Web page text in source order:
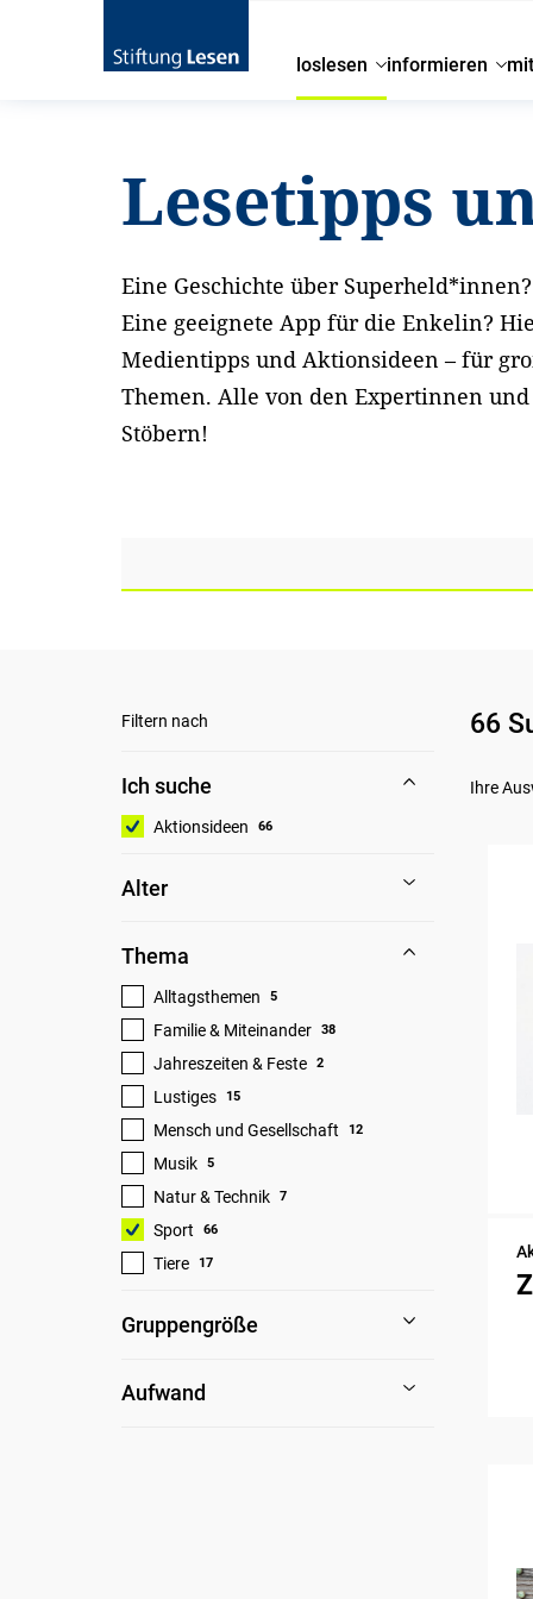
loslesen informieren
Lesetipps
Eine Geschichte über
Eine geeignete App für die Enkelin?
Medientipps und Aktionsideen – für
Themen. Alle von den Expertinnen
Stöbern!
Filtern nach
Ich suche
Aktionsideen 66
Alter
Thema
Alltagsthemen 5
Familie & Miteinander 38
Jahreszeiten & Feste 2
Lustiges 15
Mensch und Gesellschaft 12
Musik 5
Natur & Technik 7
Sport 66
Tiere 17
Gruppengröße
Aufwand
66
Ihre